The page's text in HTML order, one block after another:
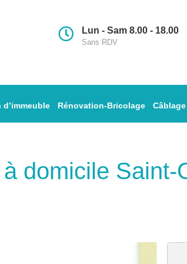
Lun - Sam 8.00 - 18.00
Sans RDV
d’immeuble Rénovation-Bricolage Câblage
domicile Saint-